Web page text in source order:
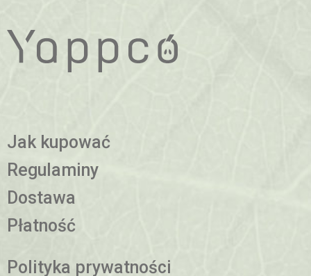
Jak kupować
Regulaminy
Dostawa
Płatność
Polityka prywatności